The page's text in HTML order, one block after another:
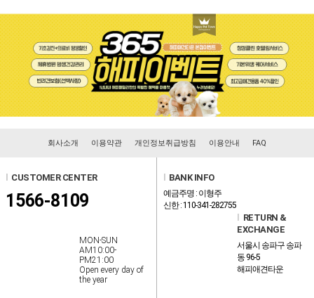
회사소개 이용약관 개인정보취급방침 이용안내 FAQ
l CUSTOMER CENTER
1566-8109
MON-SUN
AM10:00-
PM21:00
Open every day of
the year
l BANK INFO
예금주명 : 이형주
신한 : 110-341-282755
l RETURN &
EXCHANGE
서울시 송파구 송파
동 96-5
해피애견타운